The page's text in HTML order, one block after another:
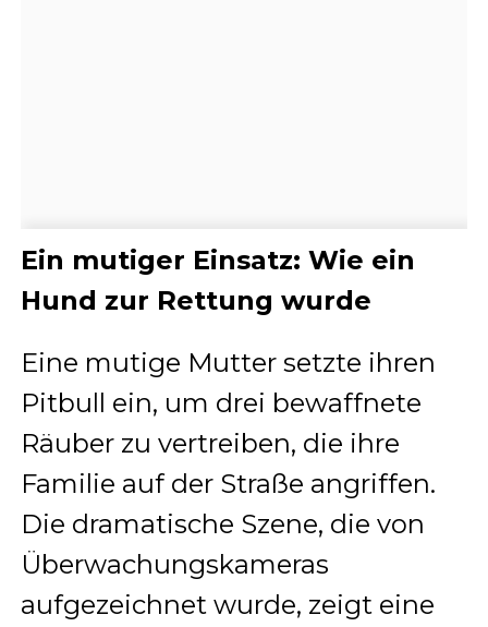
Ein mutiger Einsatz: Wie ein
Hund zur Rettung wurde
Eine mutige Mutter setzte ihren
Pitbull ein, um drei bewaffnete
Räuber zu vertreiben, die ihre
Familie auf der Straße angriffen.
Die dramatische Szene, die von
Überwachungskameras
aufgezeichnet wurde, zeigt eine